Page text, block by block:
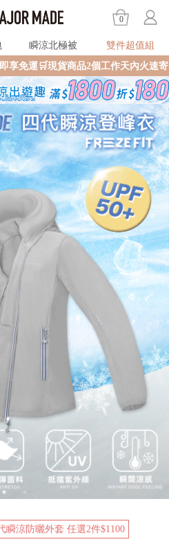
0
瞬涼北極被
雙件超值組
品2個工作天內火速寄出🚚滿額再送限
瞬涼防曬外套 任選2件$1100